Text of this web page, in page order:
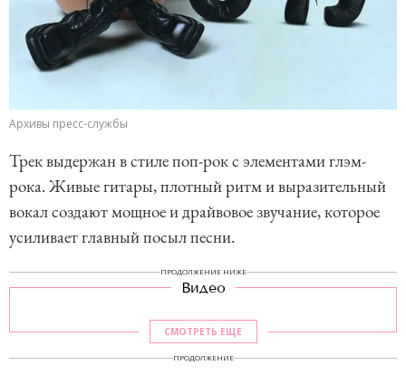
Архивы пресс-службы
Трек выдержан в стиле поп-рок с элементами глэм-
рока. Живые гитары, плотный ритм и выразительный
вокал создают мощное и драйвовое звучание, которое
усиливает главный посыл песни.
ПРОДОЛЖЕНИЕ НИЖЕ
Видео
СМОТРЕТЬ ЕЩЕ
ПРОДОЛЖЕНИЕ